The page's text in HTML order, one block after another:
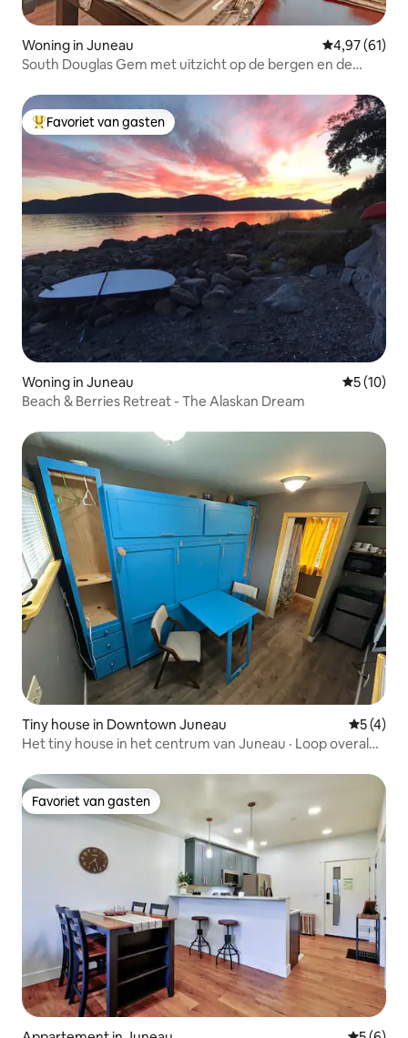
Woning in Juneau Gemiddelde
4,97 (61)
South Douglas Gem met uitzicht op de bergen en de
Topfavoriet van gasten
Favoriet van gasten
Woning in Juneau
5 (10)
Beach & Berries Retreat - The Alaskan Dream
Tiny house in Downtown Juneau
5 (4)
Het tiny house in het centrum van Juneau · Loop overal
Favoriet van gasten
Favoriet van gasten